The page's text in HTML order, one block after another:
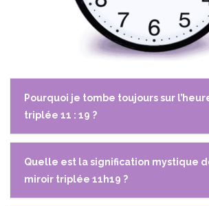
Pourquoi je tombe toujours sur
triplée 11 : 19 ?
Quelle est la signification mystique
miroir triplée 11h19 ?